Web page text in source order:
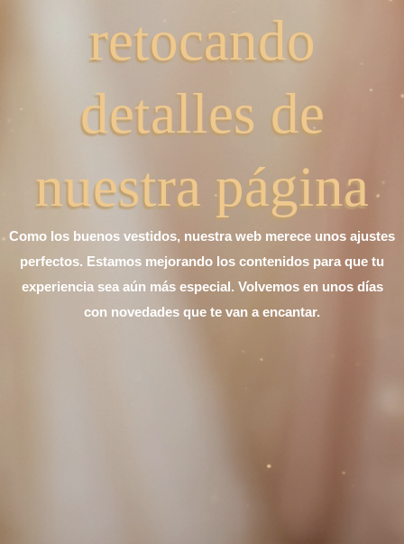
retocando
detalles de
nuestra página
Como los buenos vestidos, nuestra web merece unos ajustes
perfectos. Estamos mejorando los contenidos para que tu
experiencia sea aún más especial. Volvemos en unos días
con novedades que te van a encantar.